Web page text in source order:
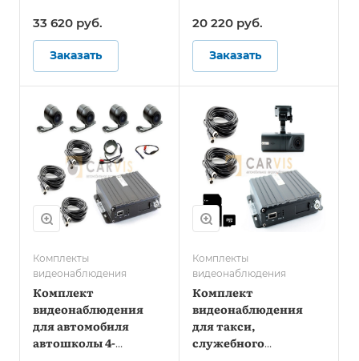
33 620 руб.
Заказать
20 220 руб.
Заказать
Комплекты
видеонаблюдения
Комплект
видеонаблюдения
для автомобиля
автошколы 4-
Комплекты
видеонаблюдения
Комплект
видеонаблюдения
для такси,
служебного